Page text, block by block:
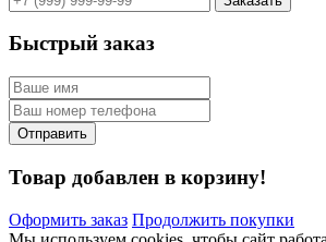
Быстрый заказ
Товар добавлен в корзину!
Оформить заказ Продолжить покупки